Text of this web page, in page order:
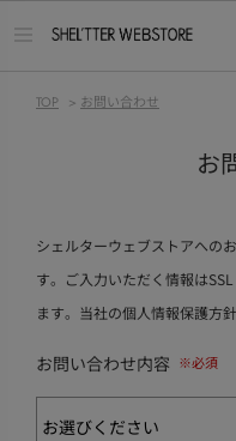
TOP > お問い合わせ
お
シェルターウェブストアへの
す。ご入力いただく情報は
ます。当社の個人情報保護方
お問い合わせ内容